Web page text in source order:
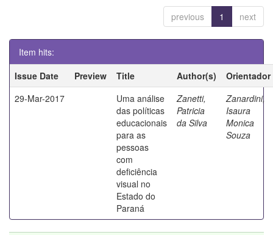
previous 1 next
Item hits:
Issue Date
Preview Title Author(s)
Orientador
29-Mar-2017
Uma análise
das políticas
educacionais
para as
pessoas
com
deficiência
visual no
Estado do
Paraná
Zanetti,
Patricia
da Silva
Zanardini,
Isaura
Monica
Souza